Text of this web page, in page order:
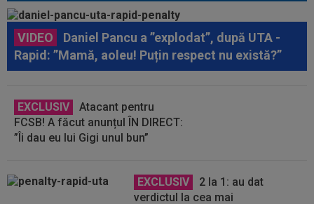
VIDEO
Daniel Pancu a ”explodat”, după UTA -
Rapid: ”Mamă, aoleu! Puțin respect nu există?”
EXCLUSIV
Atacant pentru
FCSB! A făcut anunțul ÎN DIRECT:
”Îi dau eu lui Gigi unul bun”
EXCLUSIV
2 la 1: au dat
verdictul la cea mai